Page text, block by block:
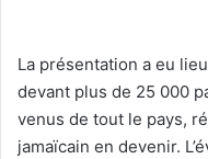
La présentation a eu
devant plus de 25 000
venus de tout le pays,
jamaïcain en devenir.